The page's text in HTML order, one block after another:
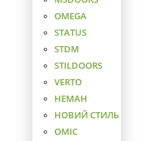
OMEGA
STATUS
STDM
STILDOORS
VERTO
НЕМАН
НОВИЙ СТИЛЬ
ОМІС